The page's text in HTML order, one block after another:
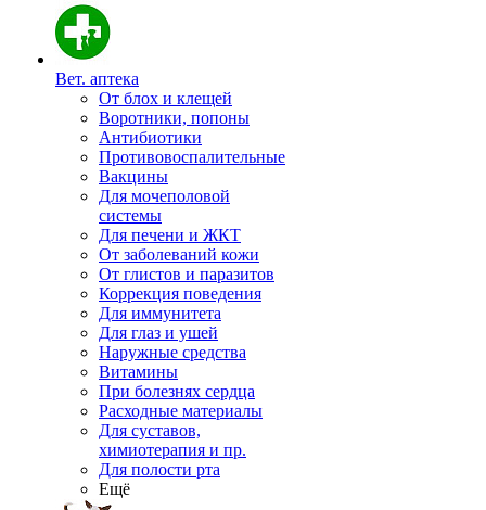
Вет. аптека
От блох и клещей
Воротники, попоны
Антибиотики
Противовоспалительные
Вакцины
Для мочеполовой
системы
Для печени и ЖКТ
От заболеваний кожи
От глистов и паразитов
Коррекция поведения
Для иммунитета
Для глаз и ушей
Наружные средства
Витамины
При болезнях сердца
Расходные материалы
Для суставов,
химиотерапия и пр.
Для полости рта
Ещё